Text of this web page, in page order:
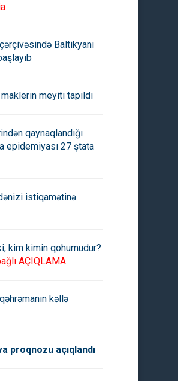
Baltikyanı
meyiti tapıldı
qaynaqlandığı
epidemiyası 27 ştata
istiqamətinə
kim kimin qohumudur?
AÇIQLAMA
kəllə
proqnozu açıqlandı